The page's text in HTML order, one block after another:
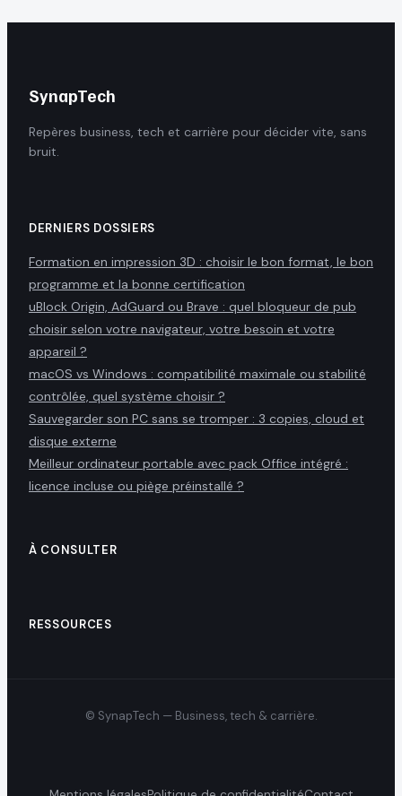
SynapTech
Repères business, tech et carrière pour décider vite, sans
bruit.
DERNIERS DOSSIERS
Formation en impression 3D : choisir le bon format, le bon
programme et la bonne certification
uBlock Origin, AdGuard ou Brave : quel bloqueur de pub
choisir selon votre navigateur, votre besoin et votre
appareil ?
macOS vs Windows : compatibilité maximale ou stabilité
contrôlée, quel système choisir ?
Sauvegarder son PC sans se tromper : 3 copies, cloud et
disque externe
Meilleur ordinateur portable avec pack Office intégré :
licence incluse ou piège préinstallé ?
À CONSULTER
RESSOURCES
© SynapTech — Business, tech & carrière.